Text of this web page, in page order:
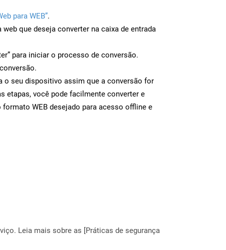
para WEB”.
web que deseja converter na caixa de entrada
para iniciar o processo de conversão.
o seu dispositivo assim que a conversão for
etapas, você pode facilmente converter e
formato WEB desejado para acesso offline e
Leia mais sobre as [Práticas de segurança